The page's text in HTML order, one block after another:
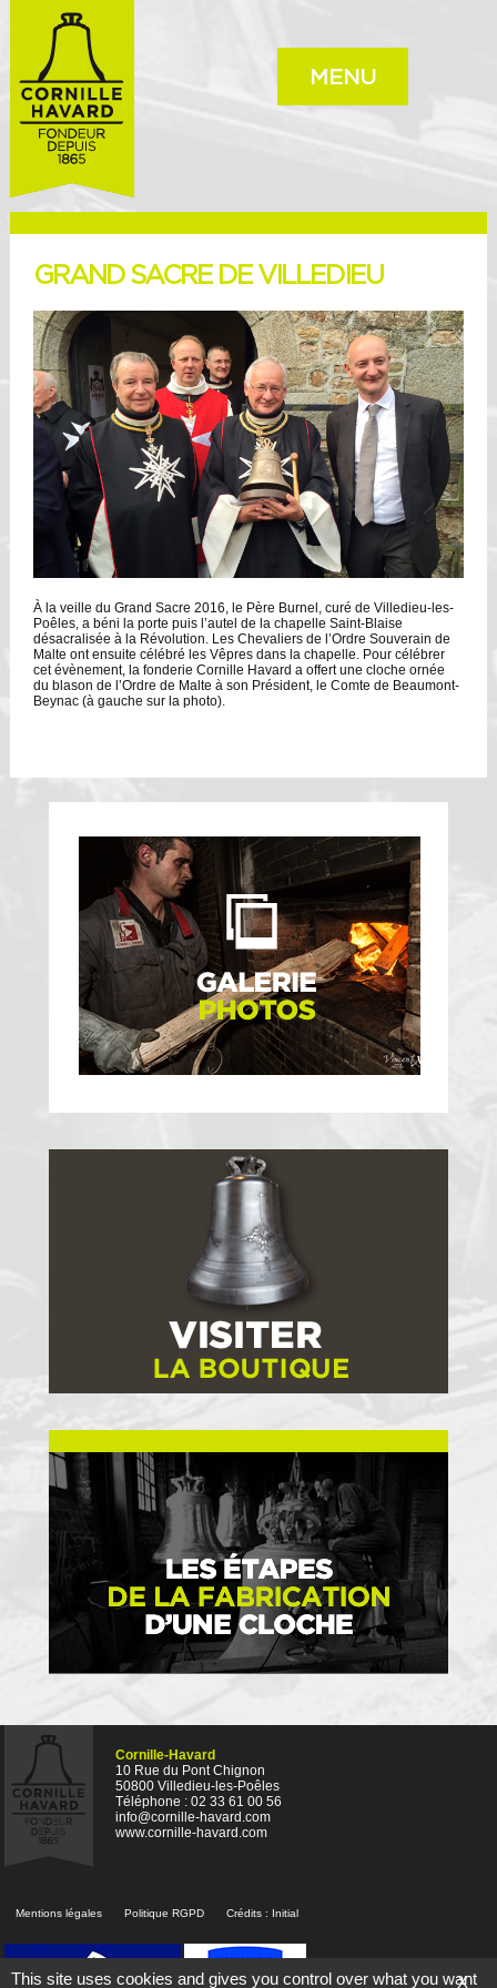
MENU
GRAND SACRE DE VILLEDIEU
À la veille du Grand Sacre 2016, le Père Burnel, curé de Villedieu-les-
Poêles, a béni la porte puis l’autel de la chapelle Saint-Blaise
désacralisée à la Révolution. Les Chevaliers de l’Ordre Souverain de
Malte ont ensuite célébré les Vêpres dans la chapelle. Pour célébrer
cet évènement, la fonderie Cornille Havard a offert une cloche ornée
du blason de l’Ordre de Malte à son Président, le Comte de Beaumont-
Beynac (à gauche sur la photo).
Cornille-Havard
10 Rue du Pont Chignon
50800 Villedieu-les-Poêles
Téléphone : 02 33 61 00 56
info@cornille-havard.com
www.cornille-havard.com
Mentions légales Politique RGPD Crédits : Initial
X
This site uses cookies and gives you control over what you want